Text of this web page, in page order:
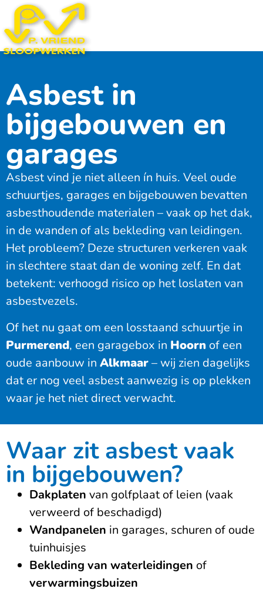
Asbest in
bijgebouwen en
garages
Asbest vind je niet alleen ín huis. Veel oude
schuurtjes, garages en bijgebouwen bevatten
asbesthoudende materialen – vaak op het dak,
in de wanden of als bekleding van leidingen.
Het probleem? Deze structuren verkeren vaak
in slechtere staat dan de woning zelf. En dat
betekent: verhoogd risico op het loslaten van
asbestvezels.
Of het nu gaat om een losstaand schuurtje in
Purmerend, een garagebox in Hoorn of een
oude aanbouw in Alkmaar– wij zien dagelijks
dat er nog veel asbest aanwezig is op plekken
waar je het niet direct verwacht.
Waar zit asbest vaak
in bijgebouwen?
Dakplaten van golfplaat of leien (vaak
verweerd of beschadigd)
Wandpanelen in garages, schuren of oude
tuinhuisjes
Bekleding van waterleidingen of
verwarmingsbuizen